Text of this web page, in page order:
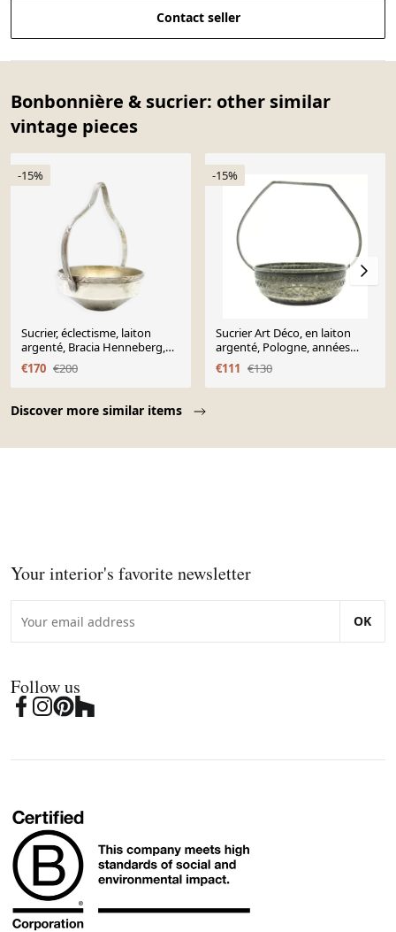
Contact seller
Bonbonnière & sucrier: other similar
vintage pieces
Discover more similar items
-15%
Sucrier, éclectisme, laiton
argenté, Bracia Henneberg,
Pologne, années 1920
€170 €200
-15%
Sucrier Art Déco, en laiton
argenté, Pologne, années
1920
€111 €130
Your interior's favorite newsletter
OK
Follow us